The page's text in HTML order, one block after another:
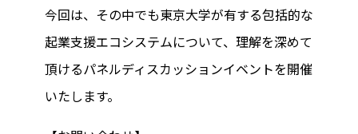
今回は、その中でも東京大学が有する包括的な
起業支援エコシステムについて、理解を深めて
頂けるパネルディスカッションイベントを開催
いたします。